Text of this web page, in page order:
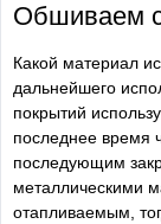
Обшиваем
Какой материал
дальнейшего
покрытий
последнее время
последующим
металлическими
отапливаемым,